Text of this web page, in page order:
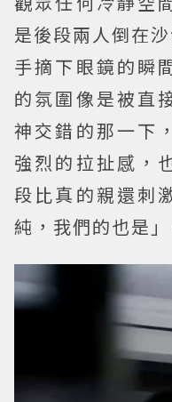
是後段兩人倒在
手摘下眼鏡的瞬
的氛圍像是被直
神交錯的那一下
強烈的拉扯感，
段比真的親還刺
純，我們的也是」